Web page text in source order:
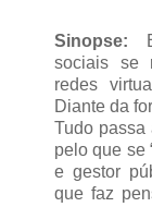
Sinopse:
sociais se
redes
Diante da
Tudo passa
pelo que se
e gestor
que faz